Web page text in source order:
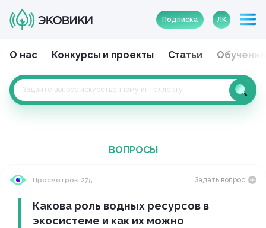
Подписка ЛК
О нас Конкурсы и проекты Статьи Обучение
ВОПРОСЫ
Просмотров: 275 Задать вопрос
Какова роль водных ресурсов в
экосистеме и как их можно